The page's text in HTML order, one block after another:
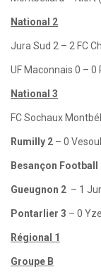
National 2
Jura Sud 2 – 2 FC
UF Maconnais 0 –
National 3
FC Sochaux
Rumilly 2 – 0
Besançon Football
Gueugnon 2 – 1
Pontarlier 3 – 0
Régional 1
Groupe B